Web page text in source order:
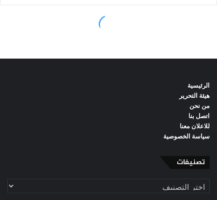
الرئيسية
هيئة التحرير
من نحن
اتصل بنا
للاعلان معنا
سياسة الخصوصية
تصنيفات
تصنيفات